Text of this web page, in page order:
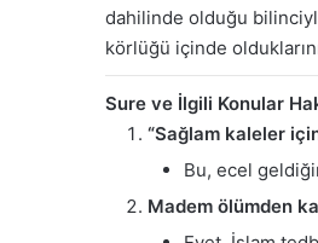
dahilinde olduğu
körlüğü içinde
Sure ve İlgili Konular
“Sağlam kaleler
Bu, ecel
Madem ölümden